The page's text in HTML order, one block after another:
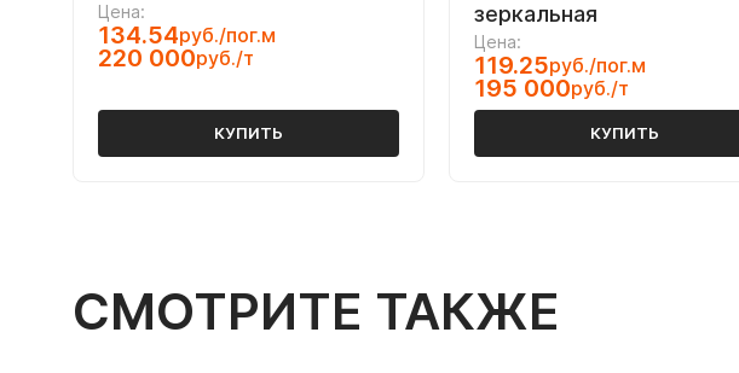
Цена:
134.54руб./пог.м
220 000руб./т
КУПИТЬ
зеркальная
Цена:
119.25руб./пог.м
195 000руб./т
КУПИТЬ
СМОТРИТЕ ТАКЖЕ